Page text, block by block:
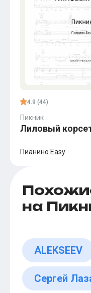
4.9 (44)
Пикник
Лиловый
Пианино.Easy
на
ALEKSEEV
Сергей